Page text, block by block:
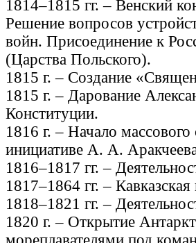
1814–1815 гг. – Венский
Решение вопросов
войн. Присоединение к
(Царства Польского).
1815 г. – Создание
1815 г. – Дарование
Конституции.
1816 г. – Начало
инициативе А. А.
1816–1817 гг. –
1817–1864 гг. – Кавказская
1818–1821 гг. –
1820 г. – Открытие